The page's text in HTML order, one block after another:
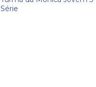
Série